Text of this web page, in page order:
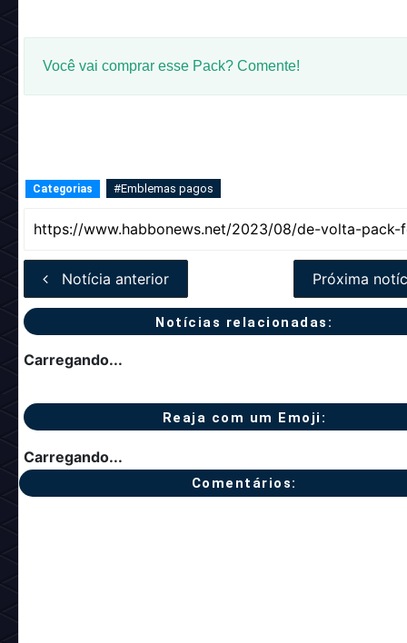
Você vai comprar esse Pack? Comente!
Categorias #Emblemas pagos
Notícia anterior Próxima
Notícias relacionadas:
Carregando...
Reaja com um Emoji:
Carregando...
Comentários: